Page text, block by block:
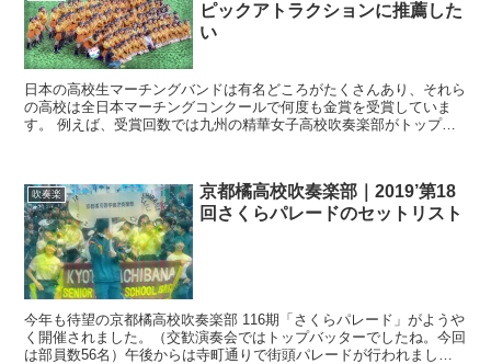
ピックアトラクションに推薦した
い
日本の高校生マーチングバンドは有名どころがたくさんあり、それら
の高校は全日本マーチングコンクールで何度も金賞を受賞していま
す。 例えば、受賞回数では九州の精華女子高校吹奏楽部がトップで
吹奏楽
京都橘高校吹奏楽部｜2019’第18
回さくらパレードのセットリスト
今年も待望の京都橘高校吹奏楽部 116期「さくらパレード」がようや
く開催されました。（交歓演奏会ではトップバッターでしたね。今回
は部員数56名）午後からは寺町通りで街頭パレードが行われました